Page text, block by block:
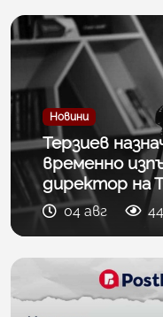
Новини
Терзиев
временно
директор на
04 авг